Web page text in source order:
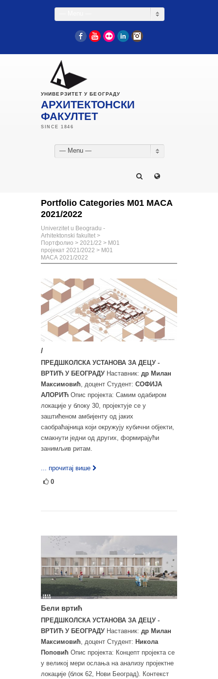
FacebookYouTube
Flickr LinkedIn
УНИВЕРЗИТЕТ У БЕОГРАДУ
АРХИТЕКТОНСКИ
ФАКУЛТЕТ
— Menu —
Portfolio Categories М01 МАСА
2021/2022
Univerzitet u Beogradu -
Arhitektonski fakultet >
Портфолио > 2021/22 > М01
пројекат 2021/2022 > М01
МАСА 2021/2022
/
ПРЕДШКОЛСКА УСТАНОВА ЗА ДЕЦУ -
ВРТИЋ У БЕОГРАДУ Наставник: др Милан
Максимовић, доцент Студент: СОФИЈА
АЛОРИЋ Опис пројекта: Самим одабиром
локације у блоку 30, пројектује се у
заштићеном амбијенту од јаких
саобраћајница који окружују кубични објекти,
смакнути једни од других, формирајући
занимљив ритам.
... прочитај више
0
Бели вртић
ПРЕДШКОЛСКА УСТАНОВА ЗА ДЕЦУ -
ВРТИЋ У БЕОГРАДУ Наставник: др Милан
Максимовић , доцент Студент: Никола
Поповић Опис пројекта: Концепт пројекта се
у великој мери ослања на анализу пројектне
локације (блок 62, Нови Београд). Контекст